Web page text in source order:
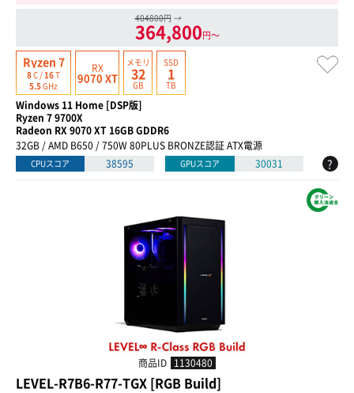
404800円 →
364,800円〜
Ryzen 7
8C / 16T
5.5GHz
RX
9070 XT
メモリ
32
GB
SSD
1
TB
Windows 11 Home [DSP版]
Ryzen 7 9700X
Radeon RX 9070 XT 16GB GDDR6
32GB / AMD B650 / 750W 80PLUS BRONZE認証 ATX電源
CPUスコア 38595 GPUスコア 30031 ?
商品ID 1130480
LEVEL-R7B6-R77-TGX [RGB Build]